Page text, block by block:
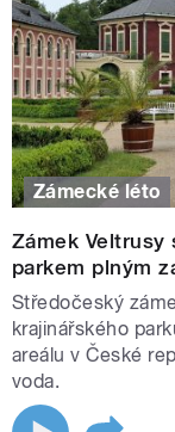
Zámecké léto
Zámek Veltrusy
parkem plným
Středočeský
krajinářského
areálu v České
voda.